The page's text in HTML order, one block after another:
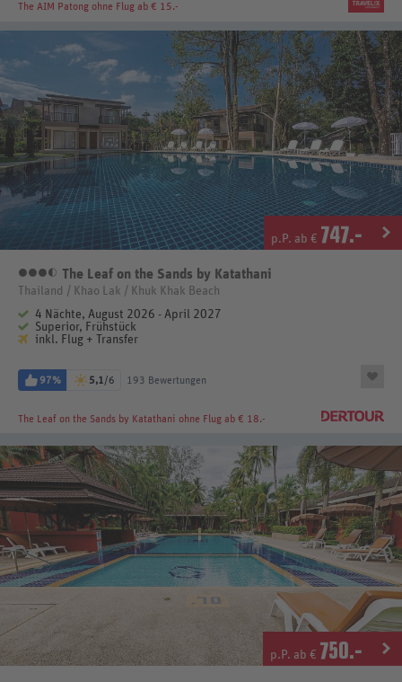
The AIM Patong ohne Flug ab € 15.-
p.P. ab € 747.-
3,5 Sterne
The Leaf on the Sands by Katathani
Thailand / Khao Lak / Khuk Khak Beach
4 Nächte, August 2026 - April 2027
Superior, Frühstück
inkl. Flug + Transfer
97% 5,1/6 193 Bewertungen
The Leaf on the Sands by Katathani ohne Flug ab € 18.-
p.P. ab € 750.-